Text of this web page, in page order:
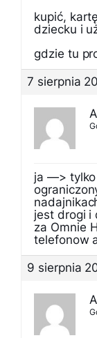
kupić,
dziecku i
gdzie tu
7 sierpnia
ja —> tylko
jest drogi i
za Omnie
telefonow
9 sierpnia